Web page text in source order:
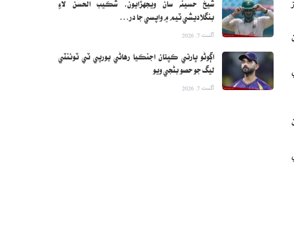
شيخ حسينه سان ويجهڙايون، شڪيب الحسن لاءِ
بنگلاديشي ٽيم ۾ واپسي جا در…
اگست 7, 2026
اڳوڻو ڀارتي ڪپتان اجنڪيا رهاڻي يورپي ٽي ٽوئنٽي
ليگ جو حصو بڻجي ويو
اگست 7, 2026